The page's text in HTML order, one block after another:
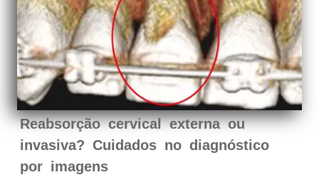
Reabsorção cervical externa ou
invasiva? Cuidados no diagnóstico
por imagens